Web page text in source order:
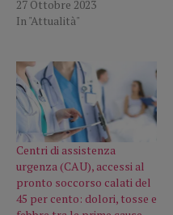
27 Ottobre 2023
In "Attualità"
Centri di assistenza
urgenza (CAU), accessi al
pronto soccorso calati del
45 per cento: dolori, tosse e